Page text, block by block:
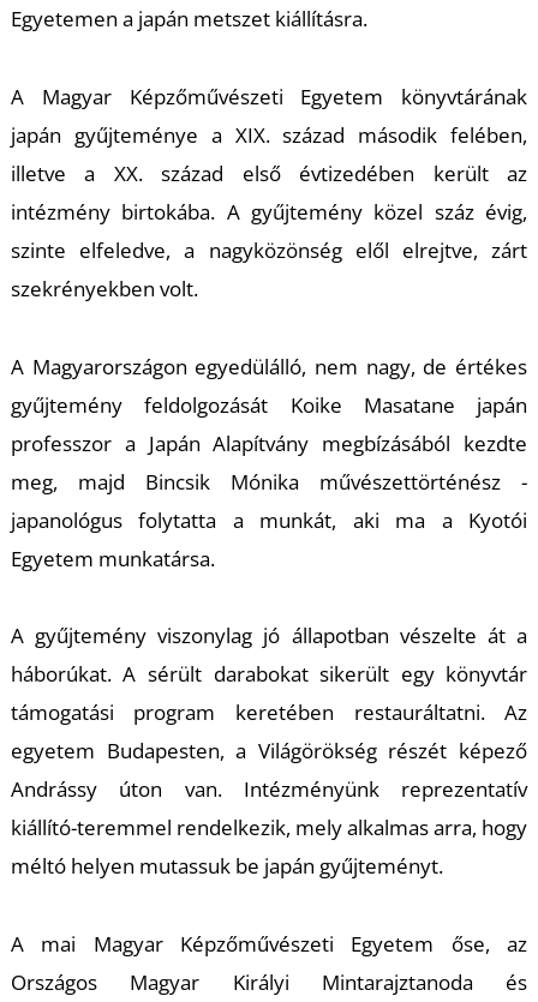
Egyetemen a japán metszet kiállításra.
A Magyar Képzőművészeti Egyetem könyvtárának
japán gyűjteménye a XIX. század második felében,
illetve a XX. század első évtizedében került az
intézmény birtokába. A gyűjtemény közel száz évig,
szinte elfeledve, a nagyközönség elől elrejtve, zárt
szekrényekben volt.
A Magyarországon egyedülálló, nem nagy, de értékes
gyűjtemény feldolgozását Koike Masatane japán
professzor a Japán Alapítvány megbízásából kezdte
meg, majd Bincsik Mónika művészettörténész -
japanológus folytatta a munkát, aki ma a Kyotói
Egyetem munkatársa.
A gyűjtemény viszonylag jó állapotban vészelte át a
háborúkat. A sérült darabokat sikerült egy könyvtár
támogatási program keretében restauráltatni. Az
egyetem Budapesten, a Világörökség részét képező
Andrássy úton van. Intézményünk reprezentatív
kiállító-teremmel rendelkezik, mely alkalmas arra, hogy
méltó helyen mutassuk be japán gyűjteményt.
A mai Magyar Képzőművészeti Egyetem őse, az
Országos Magyar Királyi Mintarajztanoda és